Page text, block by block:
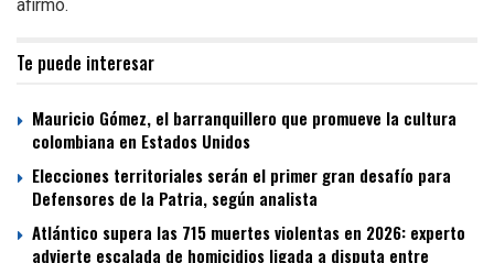
afirmó.
Te puede interesar
Mauricio Gómez, el barranquillero que promueve la cultura
colombiana en Estados Unidos
Elecciones territoriales serán el primer gran desafío para
Defensores de la Patria, según analista
Atlántico supera las 715 muertes violentas en 2026: experto
advierte escalada de homicidios ligada a disputa entre